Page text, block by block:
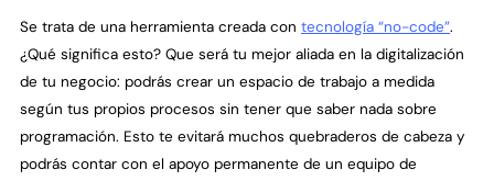
Se trata de una herramienta creada con tecnología “no-code”.
¿Qué significa esto? Que será tu mejor aliada en la digitalización
de tu negocio: podrás crear un espacio de trabajo a medida
según tus propios procesos sin tener que saber nada sobre
programación. Esto te evitará muchos quebraderos de cabeza y
podrás contar con el apoyo permanente de un equipo de